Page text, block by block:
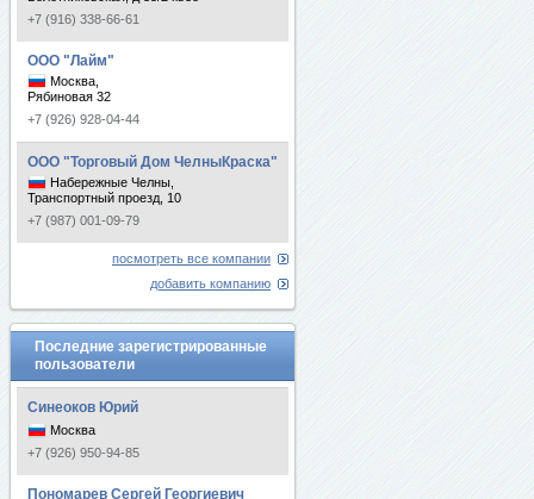
+7 (916) 338-66-61
ООО "Лайм"
Москва,
Рябиновая 32
+7 (926) 928-04-44
ООО "Торговый Дом ЧелныКраска"
Набережные Челны,
Транспортный проезд, 10
+7 (987) 001-09-79
посмотреть все компании
добавить компанию
Последние зарегистрированные
пользователи
Синеоков Юрий
Москва
+7 (926) 950-94-85
Пономарев Сергей Георгиевич